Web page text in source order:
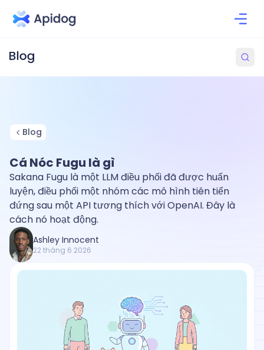
Blog
Cá Nóc Fugu là gì
Sakana Fugu là một LLM điều phối đã được huấn
luyện, điều phối một nhóm các mô hình tiên tiến
đứng sau một API tương thích với OpenAI. Đây là
cách nó hoạt động.
Ashley Innocent
22 tháng 6 2026